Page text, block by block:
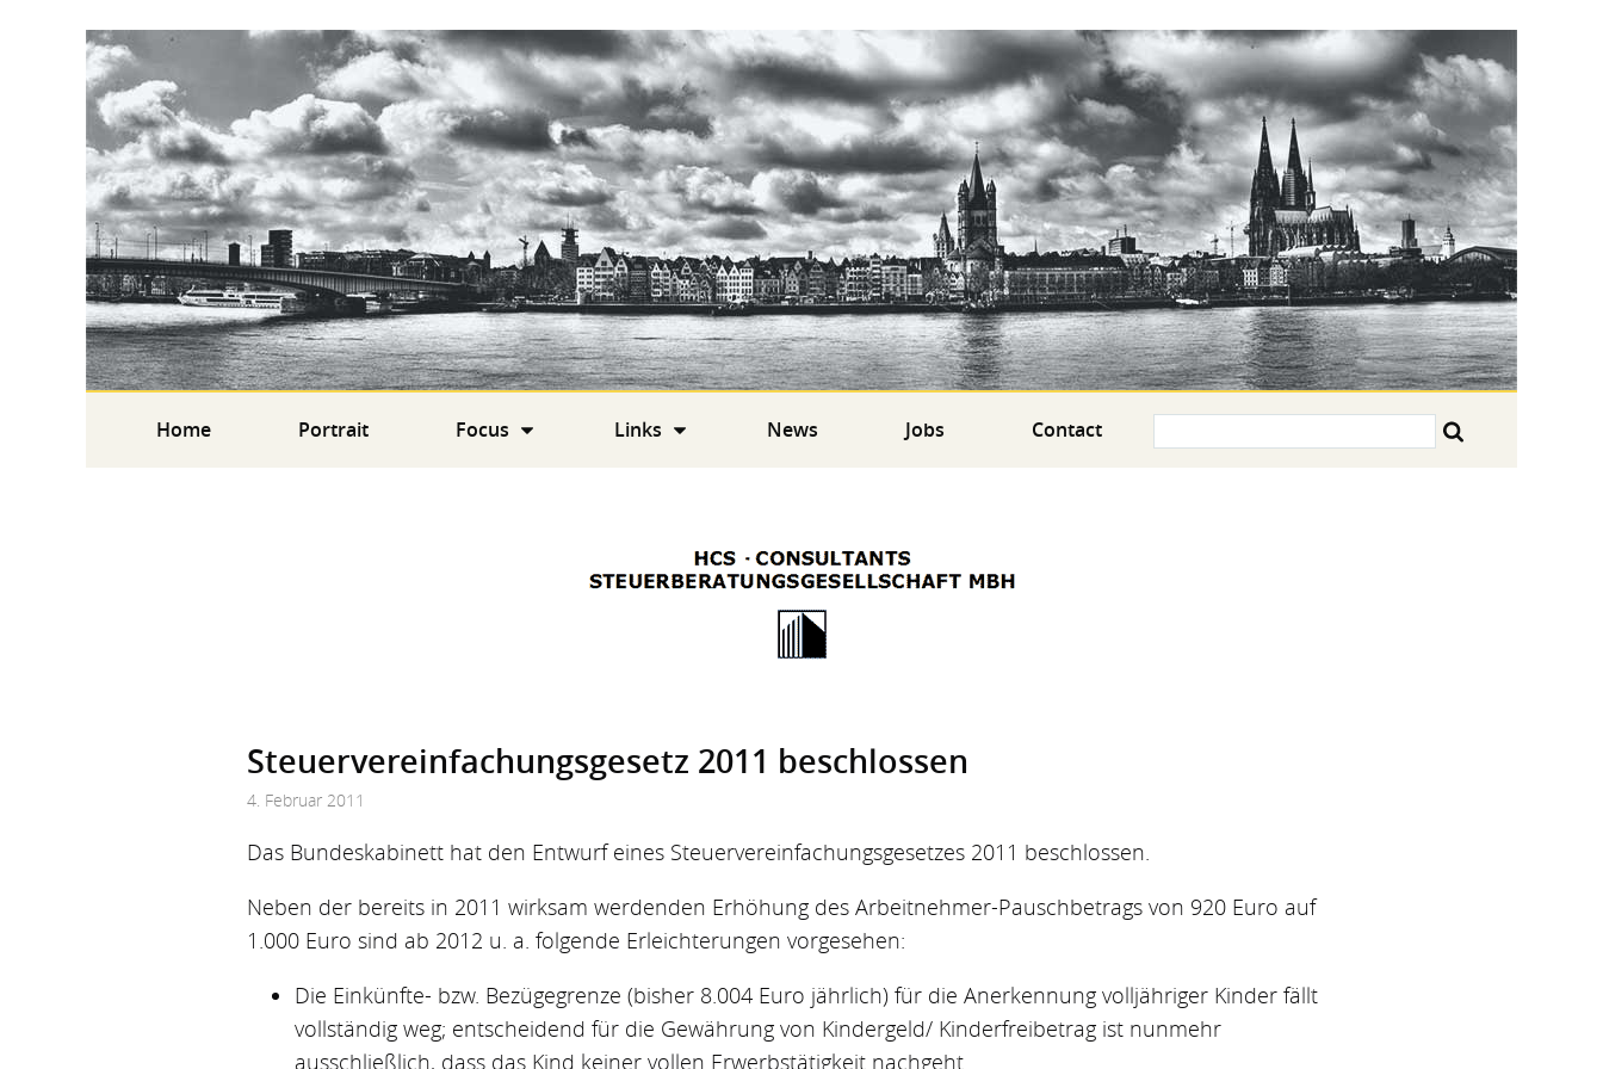
Home Portrait Focus Links News Jobs Contact
Steuervereinfachungs­gesetz 2011 beschlossen
4. Februar 2011
Das Bundeskabinett hat den Entwurf eines Steuervereinfachungsgesetzes 2011 beschlossen.
Neben der bereits in 2011 wirksam werdenden Erhöhung des Arbeitnehmer-Pauschbetrags von 920 Euro auf
1.000 Euro sind ab 2012 u. a. folgende Erleichterungen vorgesehen:
Die Einkünfte- bzw. Bezügegrenze (bisher 8.004 Euro jährlich) für die Anerkennung volljähriger Kinder fällt
vollständig weg; entscheidend für die Gewährung von Kindergeld/ Kinderfreibetrag ist nunmehr
ausschließlich, dass das Kind keiner vollen Erwerbstätigkeit nachgeht.